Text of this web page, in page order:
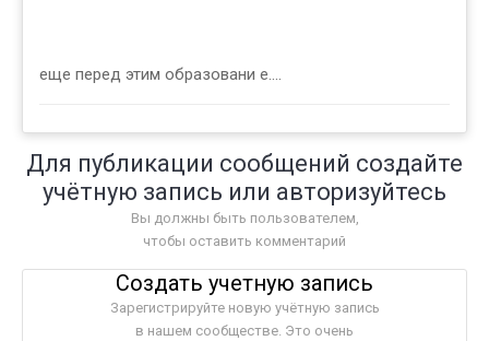
еще перед этим образовани е....
Для публикации сообщений создайте
учётную запись или авторизуйтесь
Вы должны быть пользователем,
чтобы оставить комментарий
Создать учетную запись
Зарегистрируйте новую учётную запись
в нашем сообществе. Это очень